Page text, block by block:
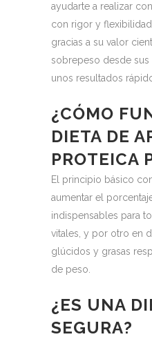
ayudarte a realizar
con rigor y flexibilidad.
gracias a su valor
sobrepeso desde sus
unos resultados
¿CÓMO
DIETA DE
PROTEICA
El principio básico
aumentar el
indispensables para
vitales, y por otro en
glúcidos y grasas
de peso.
¿ES UNA
SEGURA?